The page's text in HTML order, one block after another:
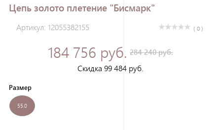
Цепь золото плетение "Бисмарк"
Артикул: 12055382155 ( 0 )
184 756 руб. 284 240 руб.
Скидка 99 484 руб.
Размер
55.0